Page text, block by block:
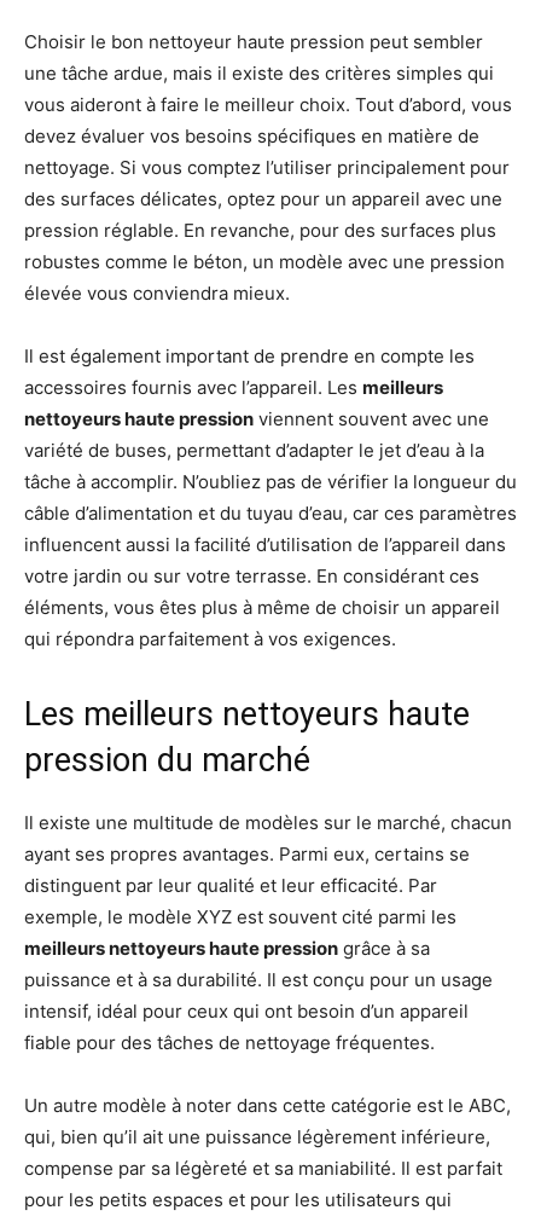
Choisir le bon nettoyeur haute pression peut sembler
une tâche ardue, mais il existe des critères simples qui
vous aideront à faire le meilleur choix. Tout d’abord, vous
devez évaluer vos besoins spécifiques en matière de
nettoyage. Si vous comptez l’utiliser principalement pour
des surfaces délicates, optez pour un appareil avec une
pression réglable. En revanche, pour des surfaces plus
robustes comme le béton, un modèle avec une pression
élevée vous conviendra mieux.
Il est également important de prendre en compte les
accessoires fournis avec l’appareil. Les meilleurs
nettoyeurs haute pression viennent souvent avec une
variété de buses, permettant d’adapter le jet d’eau à la
tâche à accomplir. N’oubliez pas de vérifier la longueur du
câble d’alimentation et du tuyau d’eau, car ces paramètres
influencent aussi la facilité d’utilisation de l’appareil dans
votre jardin ou sur votre terrasse. En considérant ces
éléments, vous êtes plus à même de choisir un appareil
qui répondra parfaitement à vos exigences.
Les meilleurs nettoyeurs haute
pression du marché
Il existe une multitude de modèles sur le marché, chacun
ayant ses propres avantages. Parmi eux, certains se
distinguent par leur qualité et leur efficacité. Par
exemple, le modèle XYZ est souvent cité parmi les
meilleurs nettoyeurs haute pression grâce à sa
puissance et à sa durabilité. Il est conçu pour un usage
intensif, idéal pour ceux qui ont besoin d’un appareil
fiable pour des tâches de nettoyage fréquentes.
Un autre modèle à noter dans cette catégorie est le ABC,
qui, bien qu’il ait une puissance légèrement inférieure,
compense par sa légèreté et sa maniabilité. Il est parfait
pour les petits espaces et pour les utilisateurs qui